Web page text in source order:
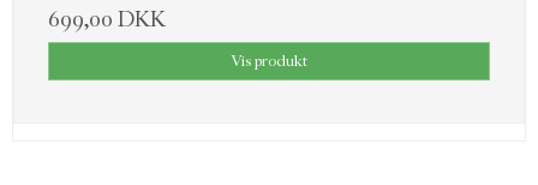
699,00 DKK
Vis produkt